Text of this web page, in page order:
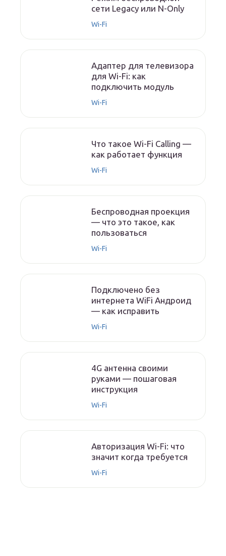
сети Legacy или N-Only
Wi-Fi
Адаптер для телевизора
для Wi-Fi: как
подключить модуль
Wi-Fi
Что такое Wi-Fi Calling —
как работает функция
Wi-Fi
Беспроводная проекция
— что это такое, как
пользоваться
Wi-Fi
Подключено без
интернета WiFi Андроид
— как исправить
Wi-Fi
4G антенна своими
руками — пошаговая
инструкция
Wi-Fi
Авторизация Wi-Fi: что
значит когда требуется
Wi-Fi